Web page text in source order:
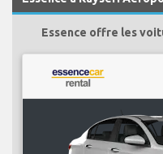
Essence offre les